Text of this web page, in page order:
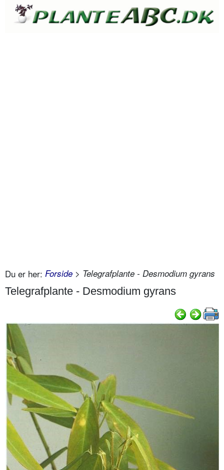
Du er her: Forside > Telegrafplante - Desmodium gyrans
Telegrafplante - Desmodium gyrans